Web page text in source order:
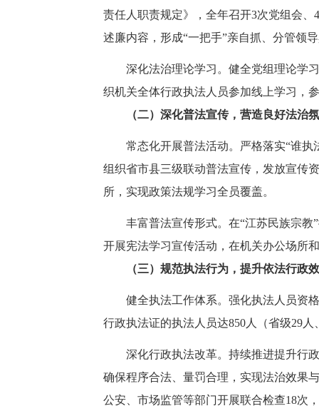
责任人职责规定》，全年召开3次党组会
述廉内容，形成“一把手”亲自抓、分管领
深化法治理论学习。健全党组理论学
织机关全体行政执法人员参加线上学习，
（二）深化普法宣传，营造良好法治
常态化开展普法活动。严格落实“谁执
组织省市县三级联动普法宣传，发放宣传
所，实现政策法规学习全员覆盖。
丰富普法宣传形式。在“江苏民族宗
开展宪法学习宣传活动，在机关办公场所
（三）规范执法行为，提升依法行政
健全执法工作体系。强化执法人员资
行政执法证的执法人员达850人（省级29
深化行政执法改革。持续推进提升行
确保程序合法、量罚合理，实现法治效果
公安、市场监管等部门开展联合检查18次